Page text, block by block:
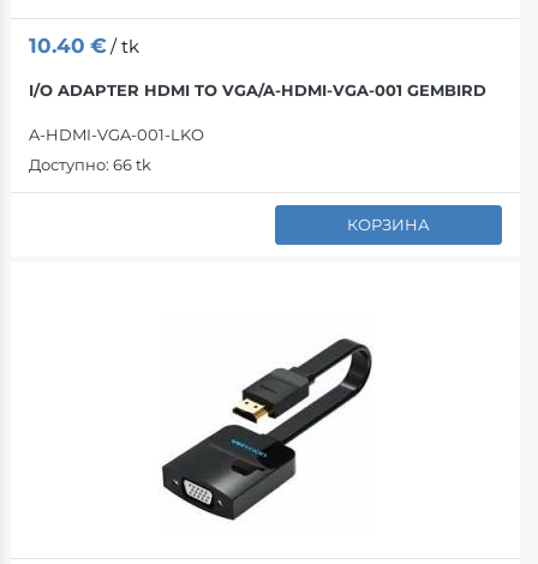
10.40 €/ tk
I/O ADAPTER HDMI TO VGA/A-HDMI-VGA-001 GEMBIRD
A-HDMI-VGA-001-LKO
Доступно: 66 tk
КОРЗИНА